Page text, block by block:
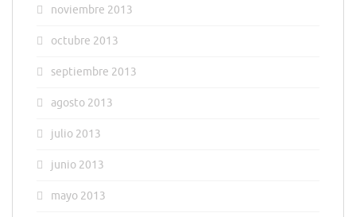
noviembre 2013
octubre 2013
septiembre 2013
agosto 2013
julio 2013
junio 2013
mayo 2013